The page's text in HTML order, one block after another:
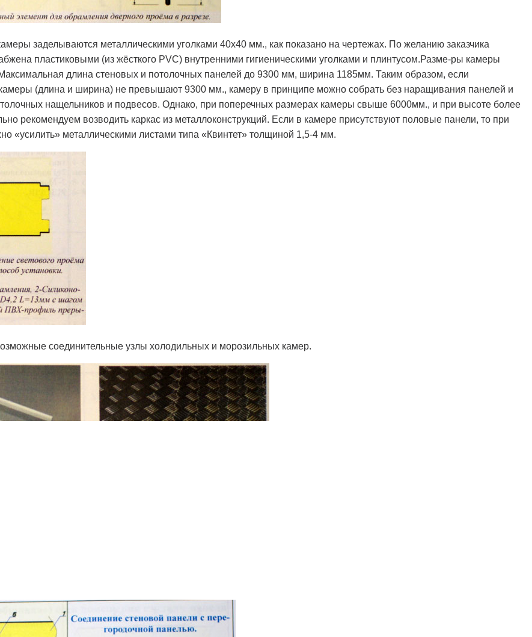
заделываются металлическими уголками 40x40 мм., как показано на чертежах. По желанию заказчика
пластиковыми (из жёсткого PVC) внутренними гигиеническими уголками и плинтусом.Разме-ры камеры
длина стеновых и потолочных панелей до 9300 мм, ширина 1185мм. Таким образом, если
(длина и ширина) не превышают 9300 мм., камеру в принципе можно собрать без наращивания панелей и
нащельников и подвесов. Однако, при поперечных размерах камеры свыше 6000мм., и при высоте более
рекомендуем возводить каркас из металлоконструкций. Если в камере присутствуют половые панели, то при
«усилить» металлическими листами типа «Квинтет» толщиной 1,5-4 мм.
соединительные узлы холодильных и морозильных камер.